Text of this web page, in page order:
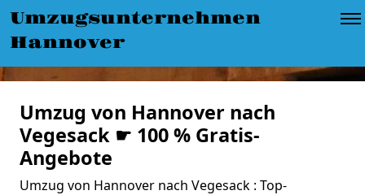
Umzugsunternehmen
Hannover
Umzug von Hannover nach
Vegesack ☛ 100 % Gratis-
Angebote
Umzug von Hannover nach Vegesack : Top-